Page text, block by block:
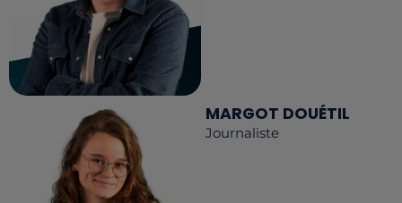
MARGOT DOUÉTIL
Journaliste